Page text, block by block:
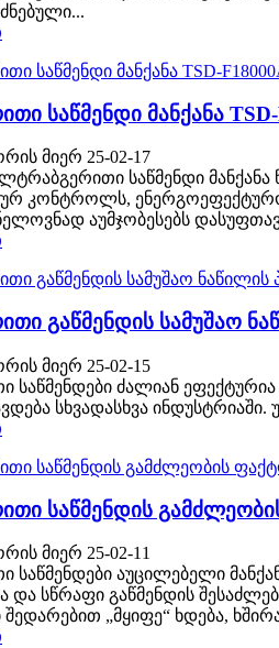
საწმენდი მანქანა
მიერ 25-02-17
საწმენდი
კონტროლს,
აუმჯობესებს
გაწმენდის სამუშაო
მიერ 25-02-15
საწმენდები ძალიან
სხვადასხვა
საწმენდის
მიერ 25-02-11
საწმენდები აუცილებელი
და სწრაფი გაწმენდის
„მყიფე“ ხდება,